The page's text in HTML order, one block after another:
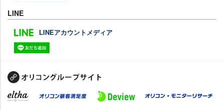
LINE
LINEアカウントメディア